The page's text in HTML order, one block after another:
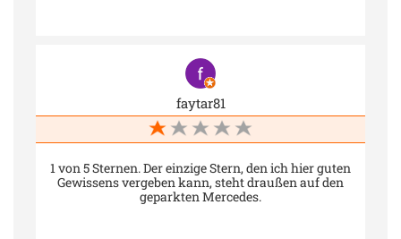
faytar81
1 von 5 Sternen. Der einzige Stern, den ich hier guten
Gewissens vergeben kann, steht draußen auf den
geparkten Mercedes.